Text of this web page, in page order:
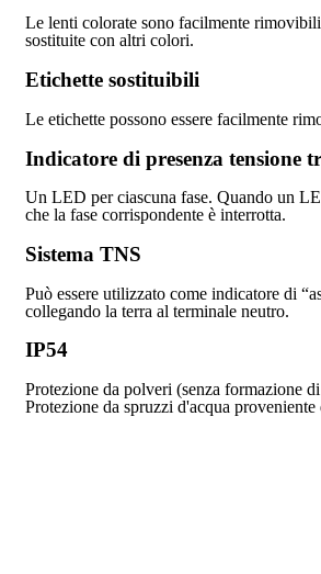
Le lenti colorate sono facilmente rimovibili
sostituite con altri colori.
Etichette sostituibili
Le etichette possono essere facilmente
Indicatore di presenza tensione
Un LED per ciascuna fase. Quando un
che la fase corrispondente è interrotta.
Sistema TNS
Può essere utilizzato come indicatore di
collegando la terra al terminale neutro.
IP54
Protezione da polveri (senza formazione
Protezione da spruzzi d'acqua